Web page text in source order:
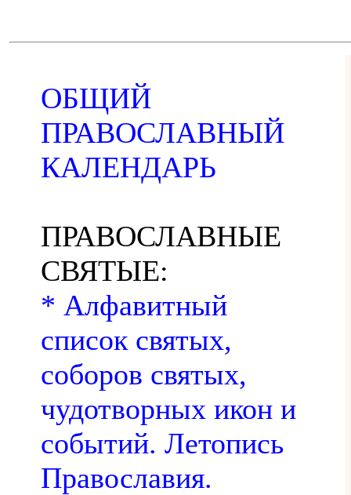
ОБЩИЙ
ПРАВОСЛАВНЫЙ
КАЛЕНДАРЬ
ПРАВОСЛАВНЫЕ
СВЯТЫЕ:
* Алфавитный
список святых,
соборов святых,
чудотворных икон и
событий. Летопись
Православия.